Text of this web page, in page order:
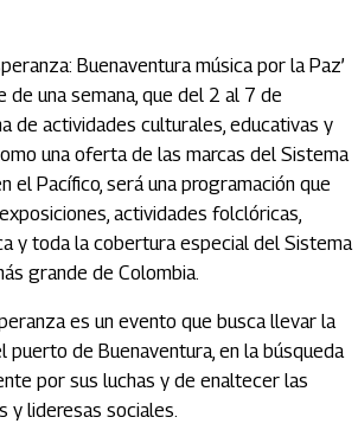
Buenaventura música por la Paz’
de una semana, que del 2 al 7 de
de actividades culturales, educativas y
una oferta de las marcas del Sistema
el Pacífico, será una programación que
actividades folclóricas,
y toda la cobertura especial del Sistema
grande de Colombia.
es un evento que busca llevar la
puerto de Buenaventura, en la búsqueda
por sus luchas y de enaltecer las
y lideresas sociales.